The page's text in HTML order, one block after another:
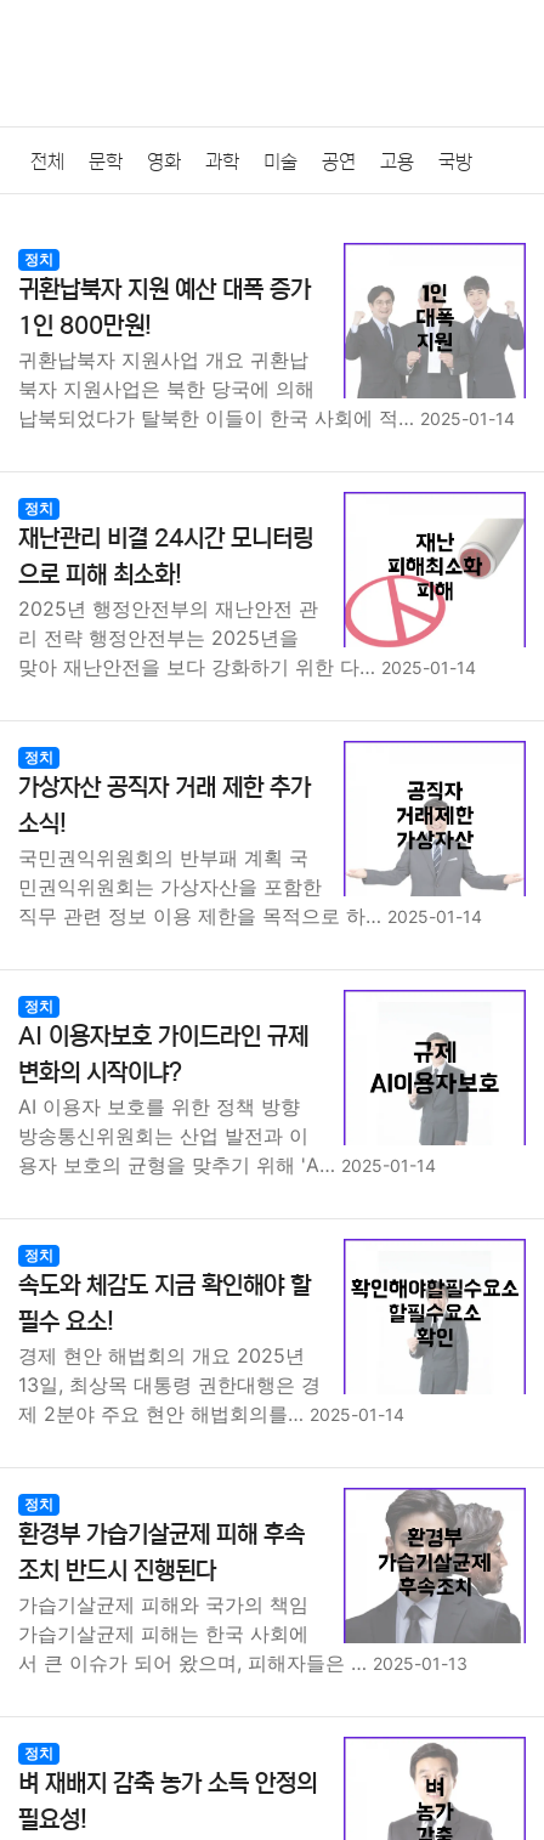
전체 문학 영화 과학 미술 공연 고용 국방
질병 가요 방송 일상 주식 암호화폐 블록체인
결혼 육아 반려동물 패션 미용 증권 인테리어
요리 상품리뷰 원예 금융 게임 스포츠 사진
대출 IT 컴퓨터 기술
종교 사회 정치 경제 마케팅
부동산 외국어 교육 교통 기타
정치
귀환납북자 지원 예산 대폭 증가
1인 800만원!
귀환납북자 지원사업 개요 귀환납
북자 지원사업은 북한 당국에 의해
납북되었다가 탈북한 이들이 한국 사회에 적… 2025-01-14
정치
재난관리 비결 24시간 모니터링
으로 피해 최소화!
2025년 행정안전부의 재난안전 관
리 전략 행정안전부는 2025년을
맞아 재난안전을 보다 강화하기 위한 다… 2025-01-14
정치
가상자산 공직자 거래 제한 추가
소식!
국민권익위원회의 반부패 계획 국
민권익위원회는 가상자산을 포함한
직무 관련 정보 이용 제한을 목적으로 하… 2025-01-14
정치
AI 이용자보호 가이드라인 규제
변화의 시작이냐?
AI 이용자 보호를 위한 정책 방향
방송통신위원회는 산업 발전과 이
용자 보호의 균형을 맞추기 위해 'A… 2025-01-14
정치
속도와 체감도 지금 확인해야 할
필수 요소!
경제 현안 해법회의 개요 2025년
13일, 최상목 대통령 권한대행은 경
제 2분야 주요 현안 해법회의를… 2025-01-14
정치
환경부 가습기살균제 피해 후속
조치 반드시 진행된다
가습기살균제 피해와 국가의 책임
가습기살균제 피해는 한국 사회에
서 큰 이슈가 되어 왔으며, 피해자들은 … 2025-01-13
정치
벼 재배지 감축 농가 소득 안정의
필요성!